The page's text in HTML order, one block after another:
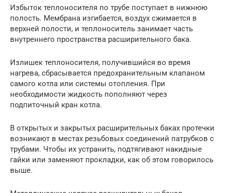
Избыток теплоносителя по трубе поступает в нижнюю
полость. Мембрана изгибается, воздух сжимается в
верхней полости, и теплоноситель занимает часть
внутреннего пространства расширительного бака.
Излишек теплоносителя, получившийся во время
нагрева, сбрасывается предохранительным клапаном
самого котла или системы отопления. При
необходимости жидкость пополняют через
подпиточный кран котла.
В открытых и закрытых расширительных баках протечки
возникают в местах резьбовых соединений патрубков с
трубами. Чтобы их устранить, подтягивают накидные
гайки или заменяют прокладки, как об этом говорилось
выше.